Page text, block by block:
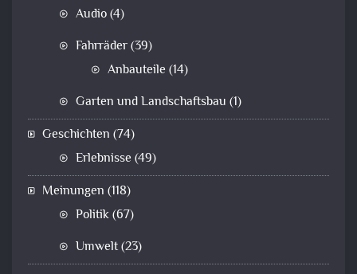
Audio(4)
Fahrräder(39)
Anbauteile (14)
Garten und Landschaftsbau (1)
Geschichten (74)
Erlebnisse (49)
Meinungen (118)
Politik(67)
Umwelt(23)